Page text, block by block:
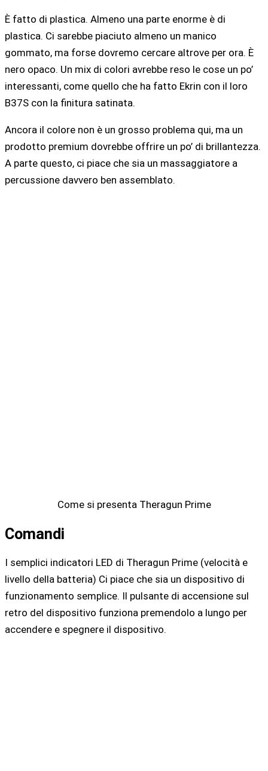
È fatto di plastica. Almeno una parte enorme è di
plastica. Ci sarebbe piaciuto almeno un manico
gommato, ma forse dovremo cercare altrove per ora. È
nero opaco. Un mix di colori avrebbe reso le cose un po’
interessanti, come quello che ha fatto Ekrin con il loro
B37S con la finitura satinata.
Ancora il colore non è un grosso problema qui, ma un
prodotto premium dovrebbe offrire un po’ di brillantezza.
A parte questo, ci piace che sia un massaggiatore a
percussione davvero ben assemblato.
Come si presenta Theragun Prime
Comandi
I semplici indicatori LED di Theragun Prime (velocità e
livello della batteria) Ci piace che sia un dispositivo di
funzionamento semplice. Il pulsante di accensione sul
retro del dispositivo funziona premendolo a lungo per
accendere e spegnere il dispositivo.